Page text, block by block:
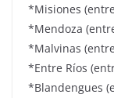
*Misiones
*Mendoza
*Malvinas
*Entre Ríos
*Blandengues